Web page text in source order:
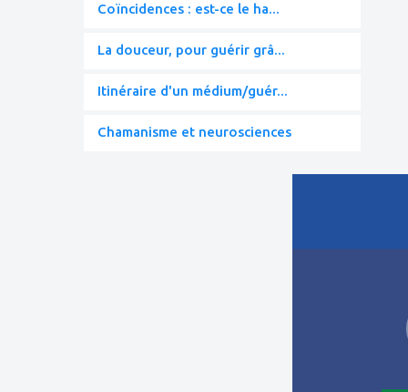
Coïncidences : est-ce le ha...
La douceur, pour guérir grâ...
Itinéraire d'un médium/guér...
Chamanisme et neurosciences